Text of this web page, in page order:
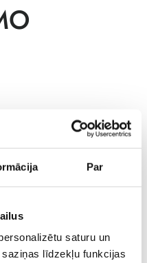
Par
saturu un
līdzekļu funkcijas